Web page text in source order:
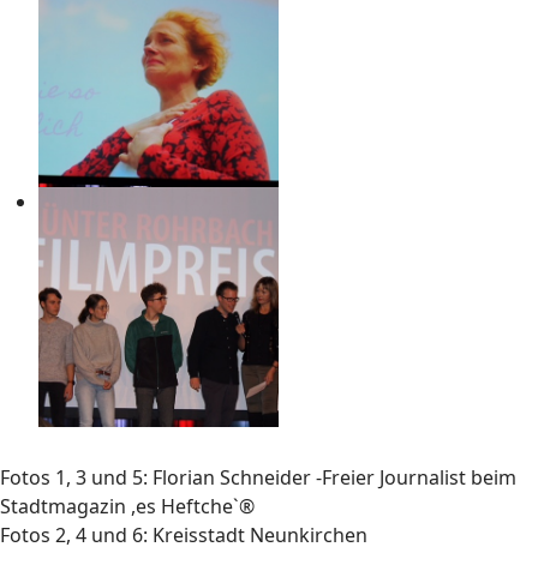
Fotos 1, 3 und 5: Florian Schneider -Freier Journalist beim
Stadtmagazin ,es Heftche`®
Fotos 2, 4 und 6: Kreisstadt Neunkirchen